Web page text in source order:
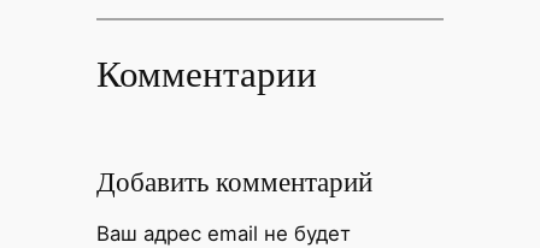
Комментарии
Добавить комментарий
Ваш адрес email не будет